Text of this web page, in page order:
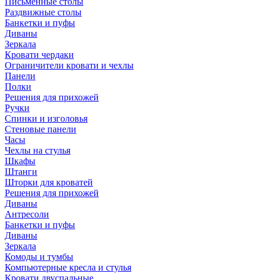
Раздвижные столы
Банкетки и пуфы
Диваны
Зеркала
Кровати чердаки
Ограничители кровати и чехлы
Панели
Полки
Решения для прихожей
Ручки
Спинки и изголовья
Стеновые панели
Часы
Чехлы на стулья
Шкафы
Штанги
Шторки для кроватей
Решения для прихожей
Диваны
Антресоли
Банкетки и пуфы
Диваны
Зеркала
Комоды и тумбы
Компьютерные кресла и стулья
Кровати двуспальные